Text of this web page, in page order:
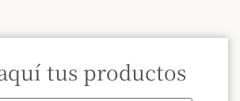
tus productos